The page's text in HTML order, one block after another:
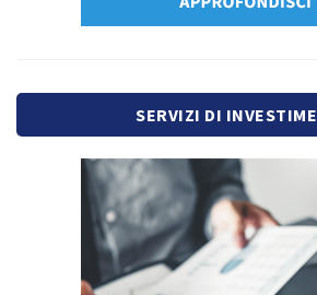
SERVIZI DI